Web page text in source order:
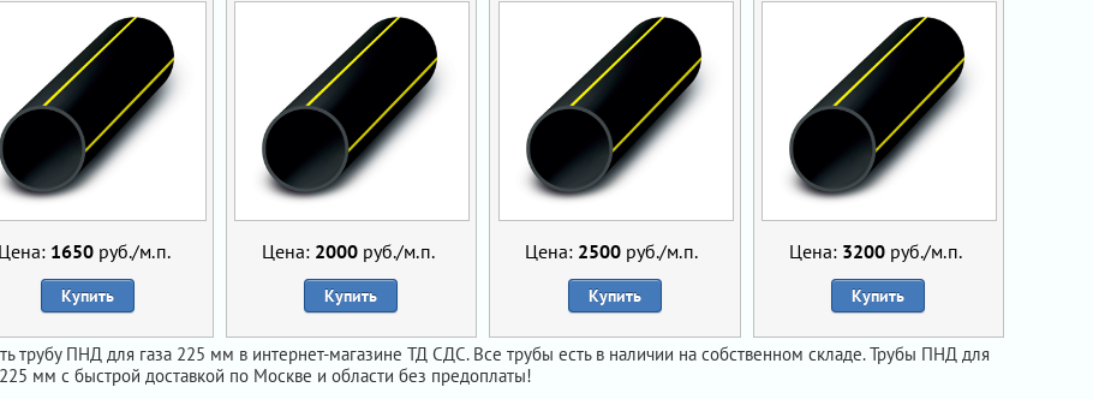
Цена: 1650 руб./м.п.
Купить
Цена: 2000руб./м.п.
Купить
Цена: 2500 руб./м.п.
Купить
Цена: 3200руб./м.п.
Купить
трубу ПНД для газа 225 мм в интернет-магазине ТД СДС. Все трубы есть в наличии на собственном складе. Трубы ПНД для
225 мм с быстрой доставкой по Москве и области без предоплаты!